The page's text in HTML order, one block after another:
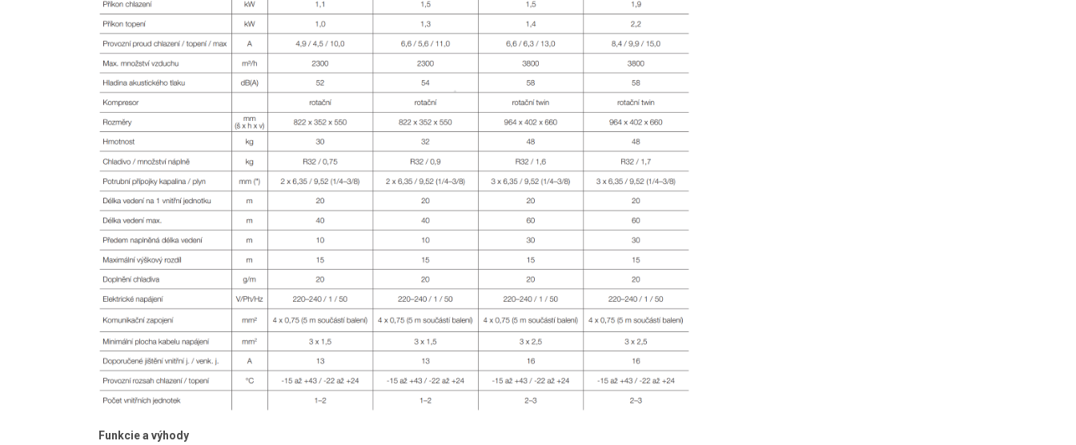
Funkcie a výhody